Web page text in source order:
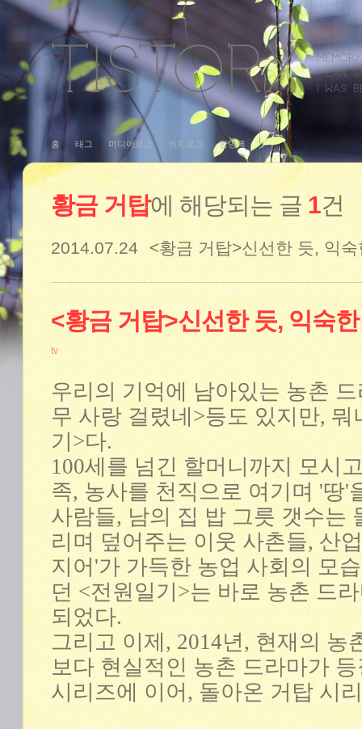
홈 태그 미디어로그 위치로그 방명록
황금 거탑에 해당되는 글1건
2014.07.24 <황금 거탑>신선한 듯, 익
<황금 거탑>신선한 듯, 익숙
tv
우리의 기억에 남아있는 농촌
무 사랑 걸렸네>등도 있지만,
기>다.
100세를 넘긴 할머니까지 모시
족, 농사를 천직으로 여기며 '땅'
사람들, 남의 집 밥 그릇 갯수는
리며 덮어주는 이웃 사촌들, 산
지어'가 가득한 농업 사회의 모
던 <전원일기>는 바로 농촌 드
되었다.
그리고 이제, 2014년, 현재의 농
보다 현실적인 농촌 드라마가
시리즈에 이어, 돌아온 거탑 시